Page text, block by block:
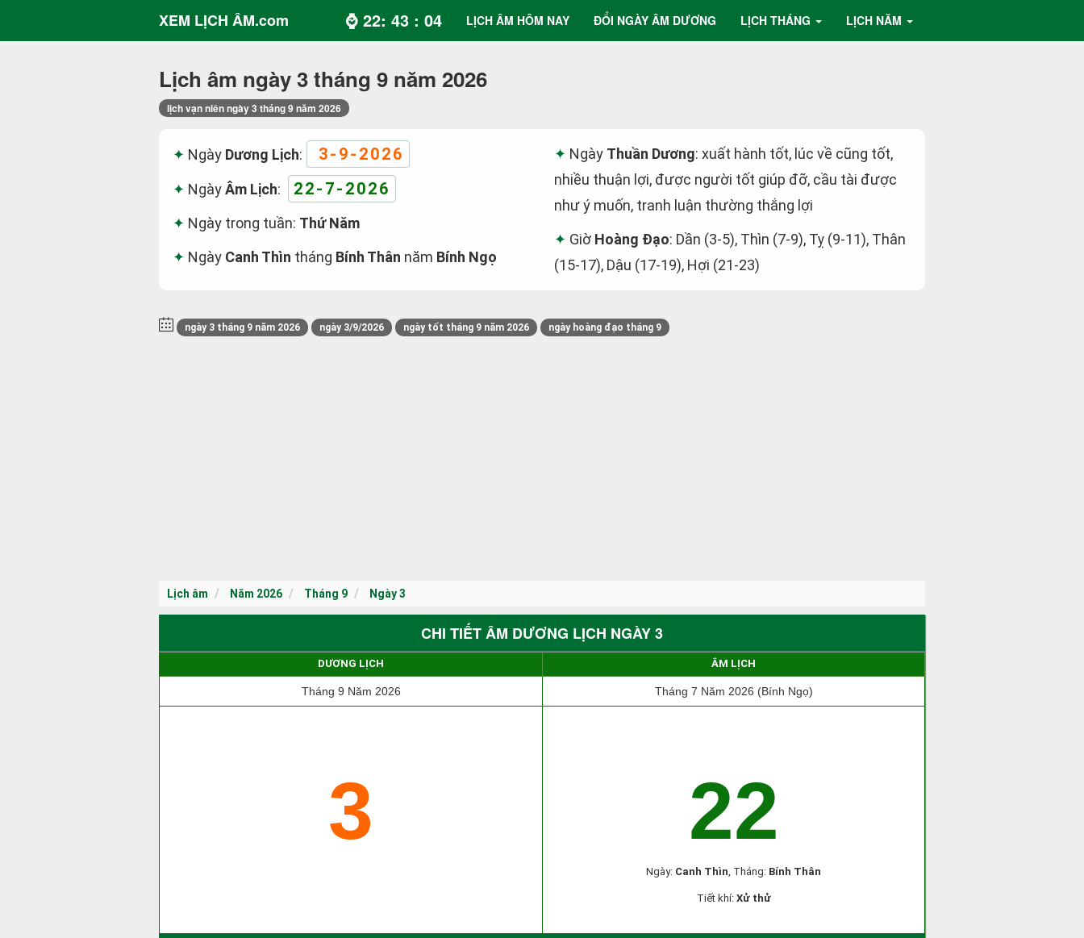
XEM LỊCH ÂM.com ⌚ 22: 43 : 05 LỊCH ÂM HÔM NAY ĐỔI NGÀY ÂM DƯƠNG LỊCH THÁNG LỊCH NĂM
Lịch âm ngày 3 tháng 9 năm 2026
lịch vạn niên ngày 3 tháng 9 năm 2026
Ngày Dương Lịch: 3-9-2026
NgàyÂm Lịch: 22-7-2026
Ngày trong tuần: Thứ Năm
Ngày Canh Thìn tháng Bính Thân năm Bính Ngọ
Ngày Thuần Dương: xuất hành tốt, lúc về cũng tốt,
nhiều thuận lợi, được người tốt giúp đỡ, cầu tài được
như ý muốn, tranh luận thường thắng lợi
Giờ Hoàng Đạo: Dần (3-5), Thìn (7-9), Tỵ (9-11), Thân
(15-17), Dậu (17-19), Hợi (21-23)
ngày 3 tháng 9 năm 2026 ngày 3/9/2026 ngày tốt tháng 9 năm 2026 ngày hoàng đạo tháng 9
Lịch âm Năm 2026 Tháng 9 Ngày 3
CHI TIẾT ÂM DƯƠNG LỊCH NGÀY 3
DƯƠNG LỊCH ÂM LỊCH
Tháng 9 Năm 2026 Tháng 7 Năm 2026 (Bính Ngọ)
3 22
Ngày: Canh Thìn, Tháng: Bính Thân
Tiết khí: Xử thử